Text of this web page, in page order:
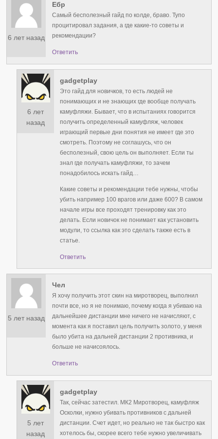
6 лет назад
Ебр
Самый бесполезный гайд по колде, браво. Тупо
процитировал задания, а где какие-то советы и
рекомендации?
Ответить
6 лет
назад
gadgetplay
Это гайд для новичков, то есть людей не
понимающих и не знающих где вообще получать
камуфляжи. Бывает, что в испытаниях говорится
получить определенный камуфляж, человек
играющий первые дни понятия не имеет где это
смотреть. Поэтому не соглашусь, что он
бесполезный, свою цель он выполняет. Если ты
знал где получать камуфляжи, то зачем
понадобилось искать гайд…
Какие советы и рекомендации тебе нужны, чтобы
убить например 100 врагов или даже 600? В самом
начале игры все проходят тренировку как это
делать. Если новичок не понимает как установить
модули, то ссылка как это сделать также есть в
статье.
Ответить
5 лет назад
Чел
Я хочу получить этот скин на миротворец, выполнил
почти все, но я не понимаю, почему когда я убиваю на
дальнейшее дистанции мне ничего не начисляют, с
момента как я поставил цель получить золото, у меня
было убита на дальней дистанции 2 противника, и
больше не начисоялось.
Ответить
5 лет
назад
gadgetplay
Так, сейчас затестил. МК2 Миротворец, камуфляж
Осколки, нужно убивать противников с дальней
дистанции. Счет идет, но реально не так быстро как
хотелось бы, скорее всего тебе нужно увеличивать